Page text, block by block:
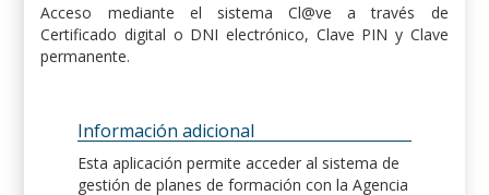
Acceso mediante el sistema Cl@ve a través de
Certificado digital o DNI electrónico, Clave PIN y Clave
permanente.
Información adicional
Esta aplicación permite acceder al sistema de
gestión de planes de formación con la Agencia